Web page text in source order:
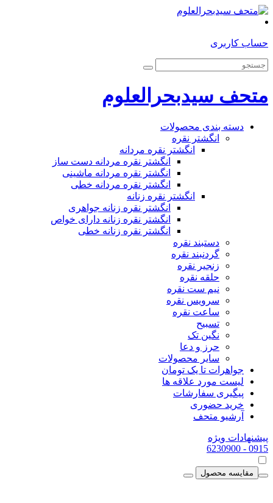
حساب کاربری
متحف سیدبحرالعلوم
دسته بندی محصولات
انگشتر نقره
انگشتر نقره مردانه
انگشتر نقره مردانه دست ساز
انگشتر نقره مردانه ماشینی
انگشتر نقره مردانه خطی
انگشتر نقره زنانه
انگشتر نقره زنانه جواهری
انگشتر نقره زنانه دارای خواص
انگشتر نقره زنانه خطی
دستبند نقره
گردنبند نقره
زنجیر نقره
حلقه نقره
نیم ست نقره
سرویس نقره
ساعت نقره
تسبیح
نگین تک
حرز و دعا
سایر محصولات
جواهرات تا یک تومان
لیست مورد علاقه ها
پیگیری سفارشات
خرید حضوری
آرشیو متحف
پیشنهادات ویژه
0915
- 6230900
مقایسه محصول